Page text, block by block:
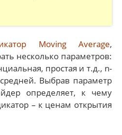
Moving Average,
несколько параметров:
простая и т.д., n-
Выбрав параметр
определяет, к чему
– к ценам открытия